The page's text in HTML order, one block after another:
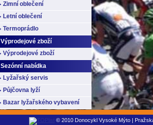
Zimní oblečení
Letní oblečení
Termoprádlo
Výprodejové zboží
Výprodejové zboží
Sezónní nabídka
Lyžařský servis
Půjčovna lyží
Bazar lyžařského vybavení
© 2010 Donocykl Vysoké Mýto |